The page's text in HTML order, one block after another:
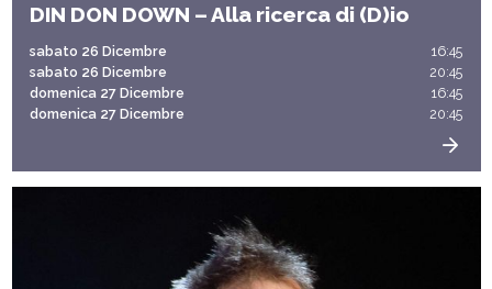
DIN DON DOWN – Alla ricerca di (D)io
sabato 26 Dicembre
16:45
sabato 26 Dicembre
20:45
domenica 27 Dicembre
16:45
domenica 27 Dicembre
20:45